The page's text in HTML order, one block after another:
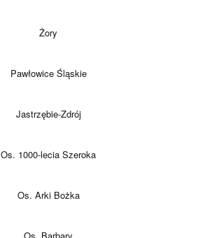
Żory
Pawłowice Śląskie
Jastrzębie-Zdrój
Os. 1000-lecia Szeroka
Os. Arki Bożka